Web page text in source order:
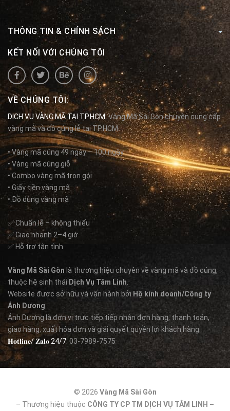
THÔNG TIN & CHÍNH SÁCH
KẾT NỐI VỚI CHÚNG TÔI
VỀ CHÚNG TÔI:
DỊCH VỤ VÀNG MÃ TẠI TP.HCM: Vàng Mã Sài Gòn chuyên cung cấp
vàng mã và đồ cúng lễ tại TP.HCM.
• Vàng mã cúng 49 ngày – 100 ngày
• Vàng mã cúng giỗ
• Combo vàng mã trọn gói
• Giấy tiền vàng mã
• Đồ dùng vàng mã
✅ Chuẩn lễ – không thiếu
✅ Giao nhanh 2–4 giờ
✅ Hỗ trợ tận tình
Vàng Mã Sài Gòn là thương hiệu chuyên về vàng mã và đồ cúng,
thuộc hệ sinh thái Dịch Vụ Tâm Linh
Website được sở hữu và vận hành bởi Hộ kinh doanh/Công ty
Ánh Dương
Ánh Dương là đơn vị trực tiếp tiếp nhận đơn hàng, thanh toán,
giao hàng, xuất hóa đơn và giải quyết quyền lợi khách hàng.
𝐇𝐨𝐭𝐥𝐢𝐧𝐞/ 𝐙𝐚𝐥𝐨 24/7: 03-7989-7575
© 2026 Vàng Mã Sài Gòn
– Thương hiệu thuộc CÔNG TY CP TM DỊCH VỤ TÂM LINH –